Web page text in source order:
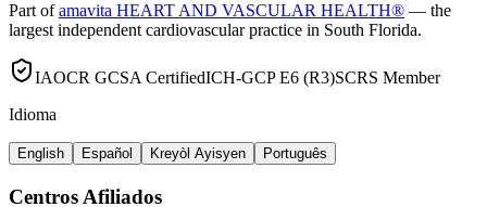
Part of amavita HEART AND VASCULAR HEALTH® — the
largest independent cardiovascular practice in South Florida.
IAOCR GCSA CertifiedICH-GCP E6 (R3)SCRS Member
Idioma
English Español Kreyòl Ayisyen Português
Centros Afiliados